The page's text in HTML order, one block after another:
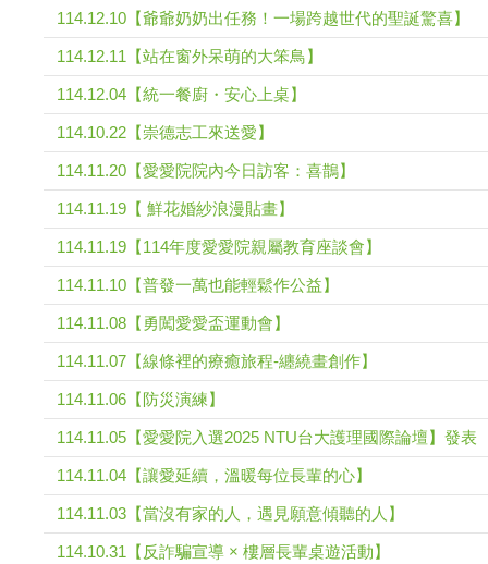
114.12.10【爺爺奶奶出任務！一場跨越世代的聖誕驚喜】
114.12.11【站在窗外呆萌的大笨鳥】
114.12.04【統一餐廚・安心上桌】
114.10.22【崇德志工來送愛】
114.11.20【愛愛院院內今日訪客：喜鵲】
114.11.19【 鮮花婚紗浪漫貼畫】
114.11.19【114年度愛愛院親屬教育座談會】
114.11.10【普發一萬也能輕鬆作公益】
114.11.08【勇闖愛愛盃運動會】
114.11.07【線條裡的療癒旅程-纏繞畫創作】
114.11.06【防災演練】
114.11.05【愛愛院入選2025 NTU台大護理國際論壇】發表
114.11.04【讓愛延續，溫暖每位長輩的心】
114.11.03【當沒有家的人，遇見願意傾聽的人】
114.10.31【反詐騙宣導 × 樓層長輩桌遊活動】